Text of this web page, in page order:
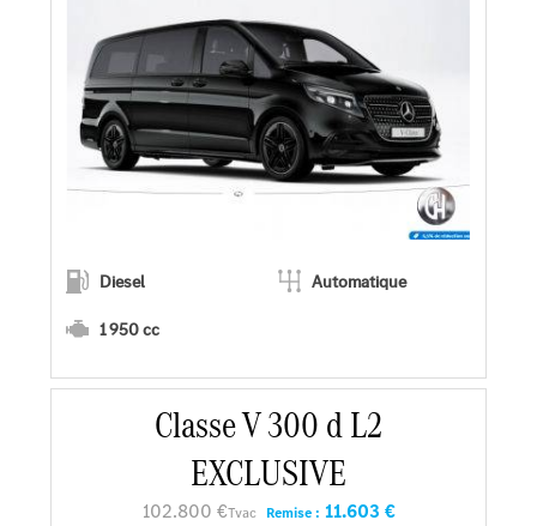
Diesel
Automatique
1 950 cc
En savoir plus
Faire un essai
Classe V 300 d L2
EXCLUSIVE
102.800 €Tvac Remise : 11.603 €